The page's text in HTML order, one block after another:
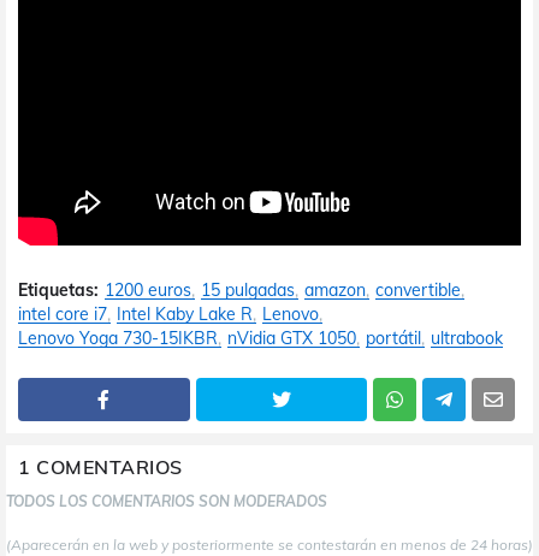
Etiquetas: 1200 euros 15 pulgadas amazon convertible
intel core i7 Intel Kaby Lake R Lenovo
Lenovo Yoga 730-15IKBR nVidia GTX 1050 portátil ultrabook
1 COMENTARIOS
TODOS LOS COMENTARIOS SON MODERADOS
(Aparecerán en la web y posteriormente se contestarán en menos de 24 horas)